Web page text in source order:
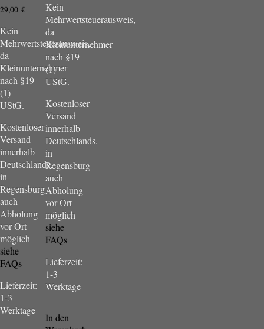
29,00 €
Kein
Mehrwertsteuerausweis,
da
Kleinunternehmer
nach §19
(1)
UStG.
Kostenloser
Versand
innerhalb
Deutschlands,
in
Regensburg
auch
Abholung
vor Ort
möglich
siehe
FAQs
Lieferzeit:
1-3
Werktage
Kein
Mehrwertsteuerausweis,
da
Kleinunternehmer
nach §19
(1)
UStG.
Kostenloser
Versand
innerhalb
Deutschlands,
in
Regensburg
auch
Abholung
vor Ort
möglich
siehe
FAQs
Lieferzeit:
1-3
Werktage
In den